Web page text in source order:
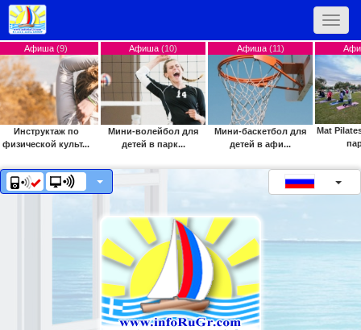
Toggle
Афиша
Мини-волейбол для
детей в парк...
Афиша
Мини-баскетбол для
детей в афи...
Афиша
Mat Pilates в афинском
парке Ц...